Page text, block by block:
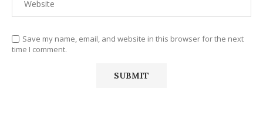
Save my name, email, and website in this browser for the next
time I comment.